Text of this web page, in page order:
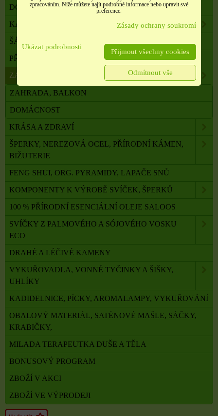
DOVOLENÁ, CESTOVÁNÍ, DOPLŇKY
KABELKY, TAŠKY, SLUNEČNÍ BRÝLE AJ.
ŠÁLY, ŠÁTKY, NÁKRČNÍKY, PONOŽKY
PŘÍČESKY, DOPLŇKY DO VLASŮ
ZAHRADA, BALKON, DOMÁCNOST
ZAHRADA, BALKON
DOMÁCNOST
KRÁSA A ZDRAVÍ
ŠPERKY, NEREZOVÁ OCEL, PŘÍRODNÍ KÁMEN,
BIŽUTERIE
FENG SHUI, ORG. PYRAMIDY, LAPAČE SNŮ
KOMPONENTY K VÝROBĚ SVÍČEK, ŠPERKŮ
100 % PŘÍRODNÍ ESENCIÁLNÍ OLEJE SALOOS
SVÍČKY Z PALMOVÉHO A SÓJOVÉHO VOSKU
ECO
DRAHÉ A LÉČIVÉ KAMENY
VYKUŘOVADLA, VONNÉ TYČINKY A ŠIŠKY,
UHLÍKY
KADIDELNICE, PÍCKY, AROMALAMPY, VYKUŘOVÁNÍ
OBALOVÝ MATERIÁL, SATÉNOVÉ MAŠLE, SÁČKY,
KRABIČKY,
MILADA TERAPEUTKA DUŠE A TĚLA
BONUSOVÝ PROGRAM
ZBOŽÍ V AKCI
ZBOŽÍ VE VÝPRODEJI
zpracováním. Níže můžete najít podrobné informace nebo upravit své
preference.
Zásady ochrany soukromí
Ukázat podrobnosti
Přijmout všechny cookies
Odmítnout vše